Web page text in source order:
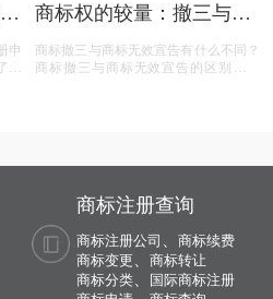
申
商标权的较量：撤三与无
对？
商标撤三与商标无效宣告有什么不同？
商标撤三与商标无效宣告的区别在哪
商标注册查询
商标注册公司
商标续费
商标变更
商标转让
商标分类、
国际商标注册